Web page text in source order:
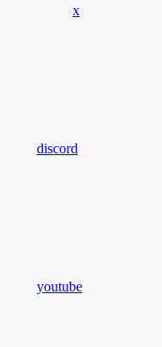
x
discord
youtube